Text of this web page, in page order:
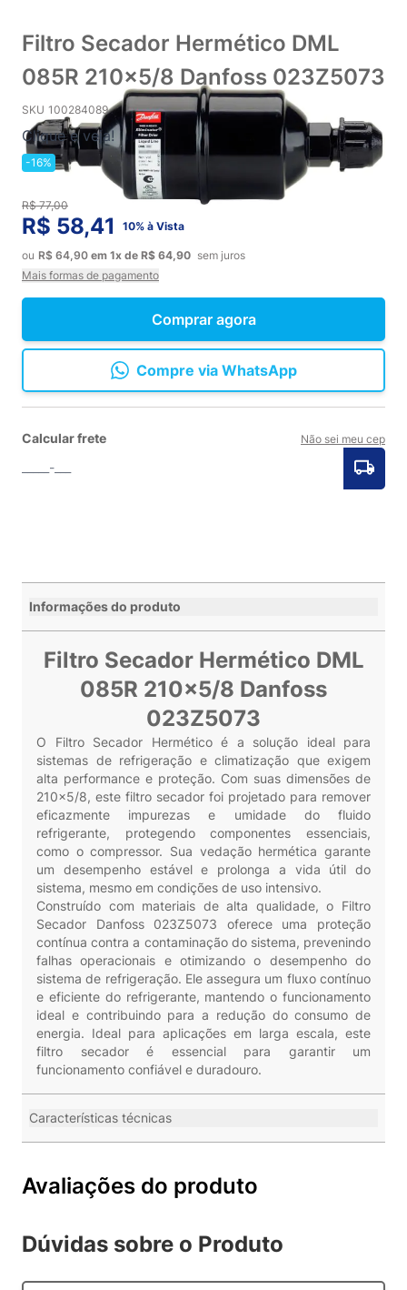
Filtro Secador Hermético DML
085R 210x5/8 Danfoss 023Z5073
SKU 100284089
Clique e veja!
-16%
Comprar agora
R$ 58,41 10% à Vista
ou R$ 64,90 em 1x de R$ 64,90 sem juros
Mais formas de pagamento
Compre via WhatsApp
R$ 77,00
Calcular frete Não sei meu cep
Informações do produto
Filtro Secador Hermético DML
085R 210x5/8 Danfoss
023Z5073
O Filtro Secador Hermético é a solução ideal para
sistemas de refrigeração e climatização que exigem
alta performance e proteção. Com suas dimensões de
210x5/8, este filtro secador foi projetado para remover
eficazmente impurezas e umidade do fluido
refrigerante, protegendo componentes essenciais,
como o compressor. Sua vedação hermética garante
um desempenho estável e prolonga a vida útil do
sistema, mesmo em condições de uso intensivo.
Construído com materiais de alta qualidade, o Filtro
Secador Danfoss 023Z5073 oferece uma proteção
contínua contra a contaminação do sistema, prevenindo
falhas operacionais e otimizando o desempenho do
sistema de refrigeração. Ele assegura um fluxo contínuo
e eficiente do refrigerante, mantendo o funcionamento
ideal e contribuindo para a redução do consumo de
energia. Ideal para aplicações em larga escala, este
filtro secador é essencial para garantir um
funcionamento confiável e duradouro.
Características técnicas
Avaliações do produto
Dúvidas sobre o Produto